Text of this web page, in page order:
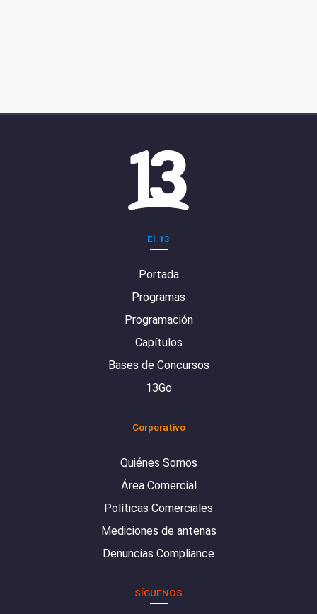
El 13
Portada
Programas
Programación
Capítulos
Bases de Concursos
13Go
Corporativo
Quiénes Somos
Área Comercial
Políticas Comerciales
Mediciones de antenas
Denuncias Compliance
SÍGUENOS